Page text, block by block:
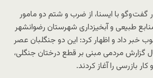
وگو با ایسنا، از ضرب و شتم دو مامور
طبیعی و آبخیزداری شهرستان رضوانشهر
خبر داد و اظهار کرد: این دو جنگلبان عصر
گزارش مردمی مبنی بر قطع درختان جنگلی،
بازرسی را آغاز کردند.